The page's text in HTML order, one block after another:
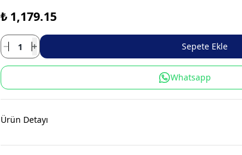
₺ 1,179.15
Sepete Ekle
Whatsapp
Ürün Detayı